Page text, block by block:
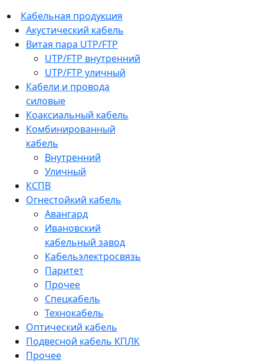
Кабельная продукция
Акустический кабель
Витая пара UTP/FTP
UTP/FTP внутренний
UTP/FTP уличный
Кабели и провода
силовые
Коаксиальный кабель
Комбинированный
кабель
Внутренний
Уличный
КСПВ
Огнестойкий кабель
Авангард
Ивановский
кабельный завод
Кабельэлектросвязь
Паритет
Прочее
Спецкабель
Технокабель
Оптический кабель
Подвесной кабель КПЛК
Прочее